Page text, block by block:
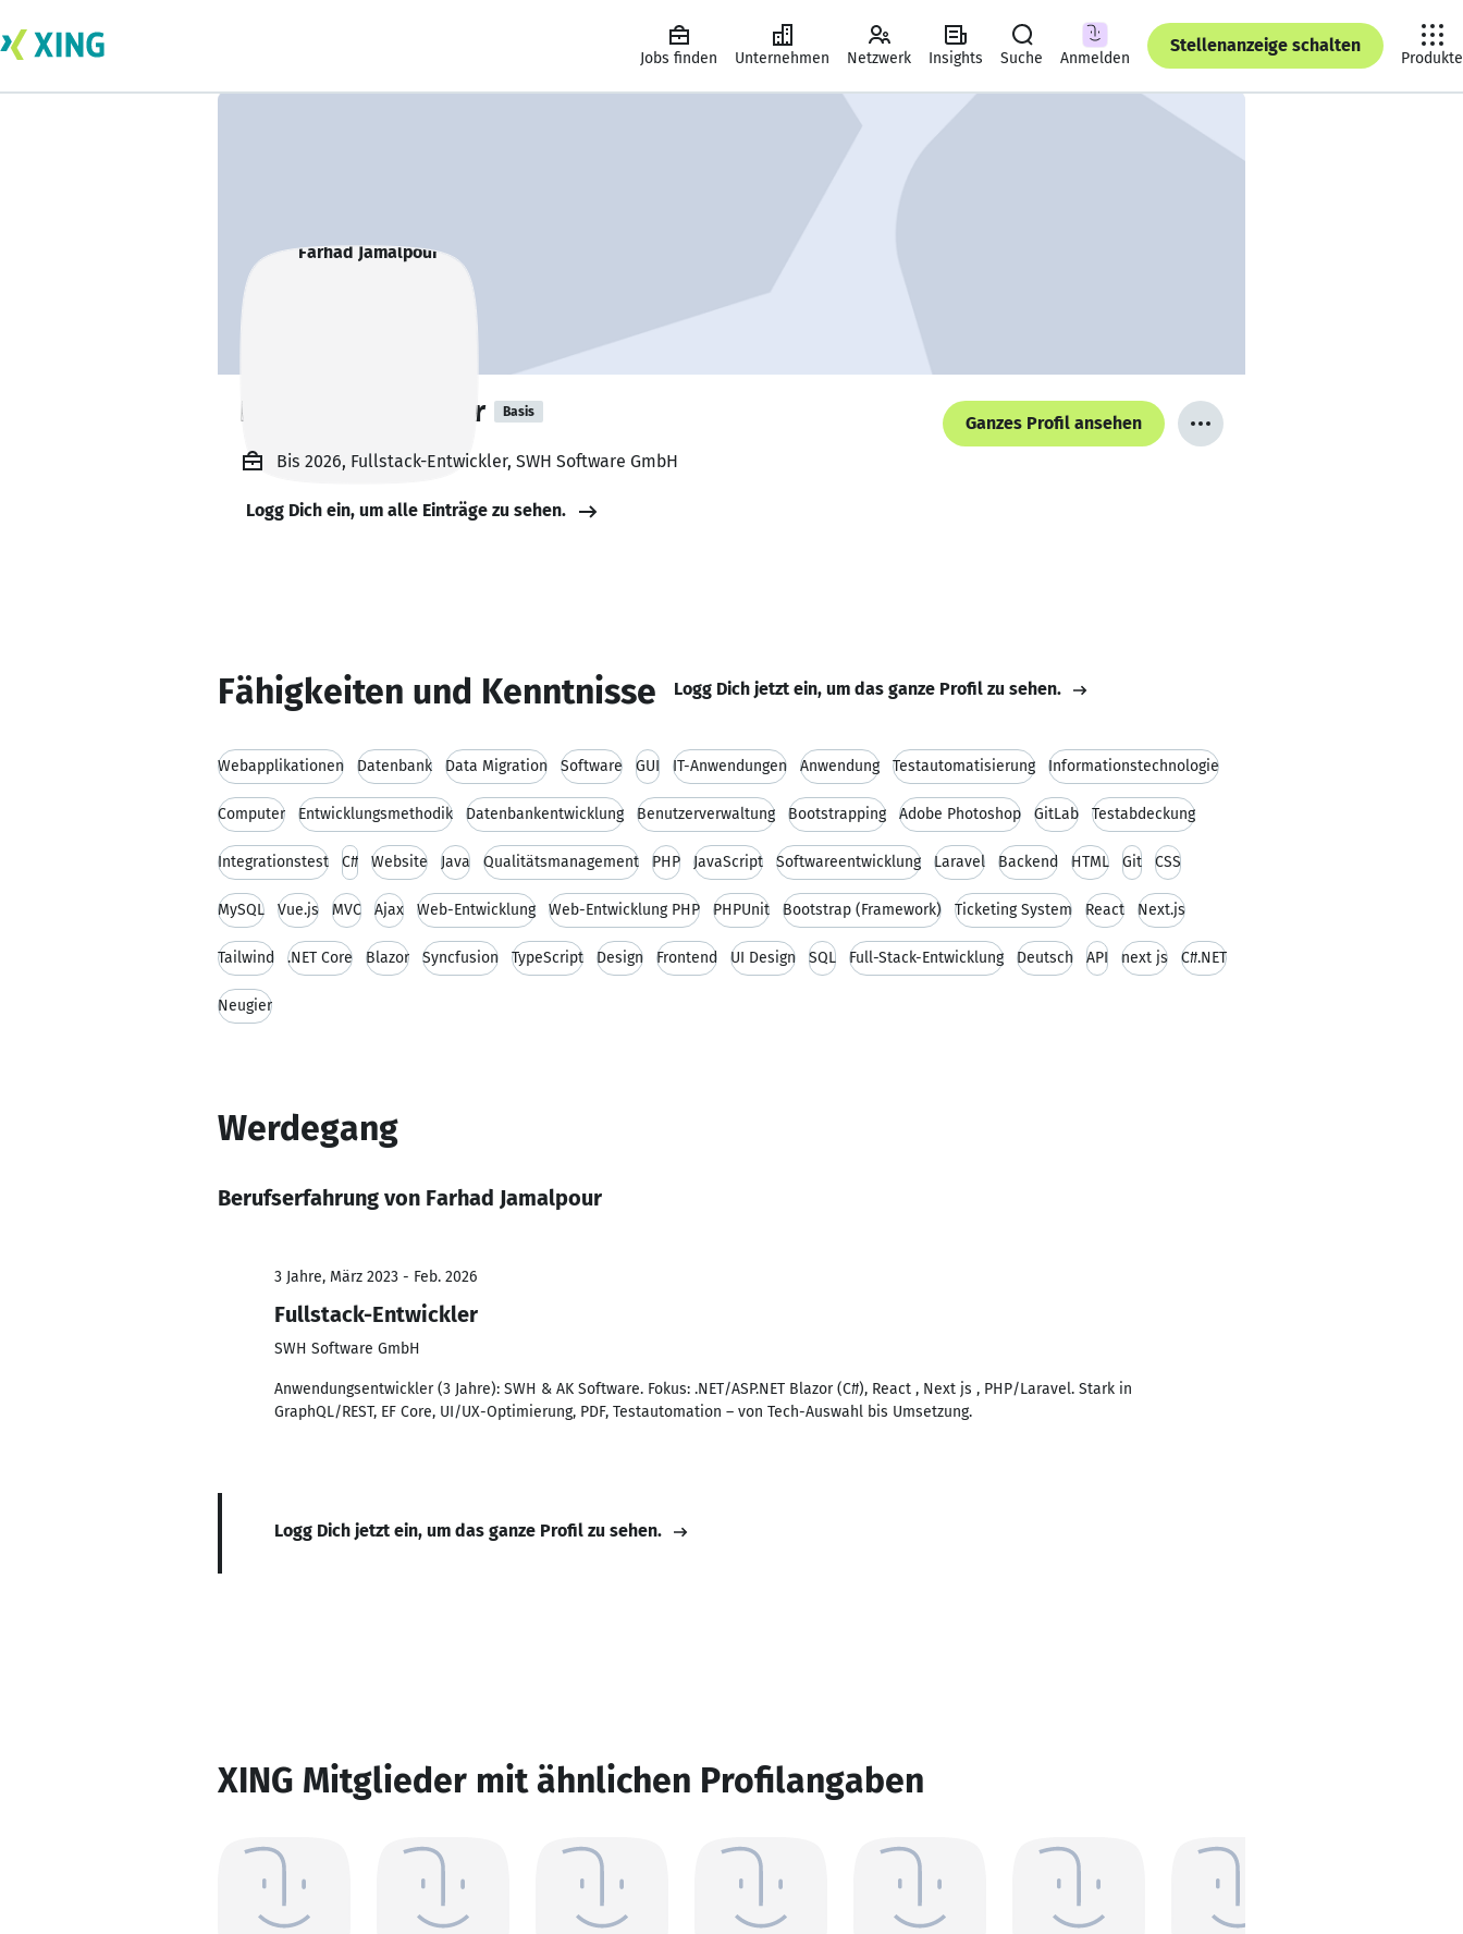
Jobs finden Unternehmen Netzwerk Insights Suche Anmelden
Stellenanzeige schalten
Produkte
Farhad Jamalpour Basis
Ganzes Profil ansehen
Bis 2026, Fullstack-Entwickler, SWH Software GmbH
Logg Dich ein, um alle Einträge zu sehen.
Fähigkeiten und Kenntnisse Logg Dich jetzt ein, um das ganze Profil zu sehen.
Webapplikationen Datenbank Data Migration Software GUI IT-Anwendungen Anwendung Testautomatisierung Informationstechnologie
Computer Entwicklungsmethodik Datenbankentwicklung Benutzerverwaltung Bootstrapping Adobe Photoshop GitLab Testabdeckung
Integrationstest C# Website Java Qualitätsmanagement PHP JavaScript Softwareentwicklung Laravel Backend HTML Git CSS
MySQL Vue.js MVC Ajax Web-Entwicklung Web-Entwicklung PHP PHPUnit Bootstrap (Framework) Ticketing System React Next.js
Tailwind .NET Core Blazor Syncfusion TypeScript Design Frontend UI Design SQL Full-Stack-Entwicklung Deutsch API next js C#.NET
Neugier
Werdegang
Berufserfahrung von Farhad Jamalpour
3 Jahre, März 2023 - Feb. 2026
Fullstack-Entwickler
SWH Software GmbH
Anwendungsentwickler (3 Jahre): SWH & AK Software. Fokus: .NET/ASP.NET Blazor (C#), React , Next js , PHP/Laravel. Stark in
GraphQL/REST, EF Core, UI/UX-Optimierung, PDF, Testautomation – von Tech-Auswahl bis Umsetzung.
Logg Dich jetzt ein, um das ganze Profil zu sehen.
XING Mitglieder mit ähnlichen Profilangaben